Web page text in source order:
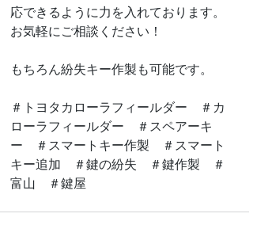
応できるように力を入れております。
お気軽にご相談ください！
もちろん紛失キー作製も可能です。
＃トヨタカローラフィールダー　＃カ
ローラフィールダー　＃スペアーキ
ー　＃スマートキー作製　＃スマート
キー追加　＃鍵の紛失　＃鍵作製　＃
富山　＃鍵屋